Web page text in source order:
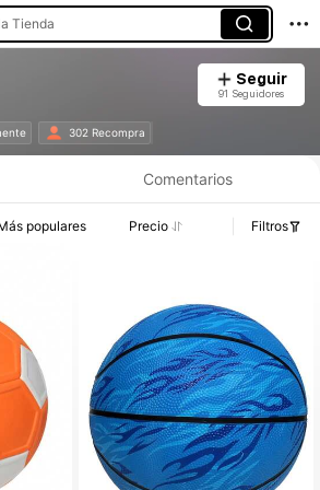
Tienda
Seguir
91 Seguidores
302 Recompra
Comentarios
populares Precio Filtros